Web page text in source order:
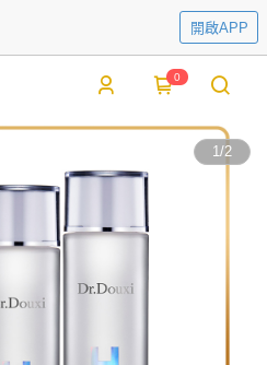
開啟APP
0
1/2